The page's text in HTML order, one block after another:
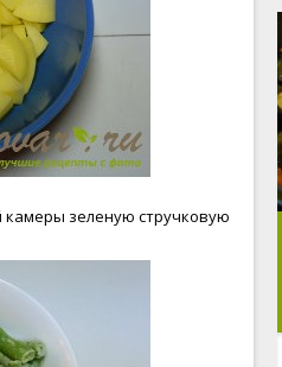
камеры зеленую стручковую